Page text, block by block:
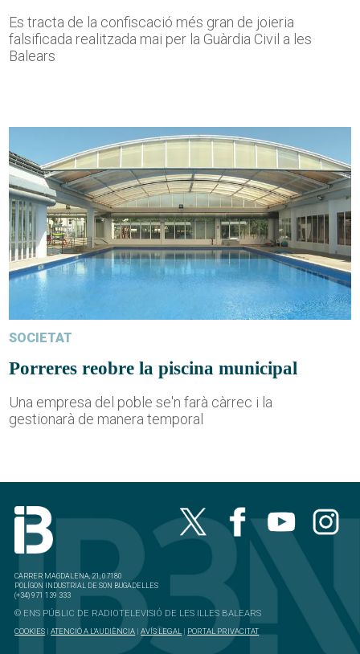
Es tracta de la confiscació més gran de joieria
falsificada realitzada mai per la Guàrdia Civil a les
Balears
SOCIETAT
Porreres reobre la piscina municipal
Una empresa del poble se'n farà càrrec i la
gestionarà de manera temporal
CARRER MAGDALENA, 21, 07180
POLÍGON INDUSTRIAL DE SON BUGADELLES
(+34) 971 139 333
© ENS PÚBLIC DE RADIOTELEVISIÓ DE LES ILLES BALEARS
COOKIES |ATENCIÓ A L'AUDIÈNCIA |AVÍS LEGAL | PORTAL PRIVACITAT